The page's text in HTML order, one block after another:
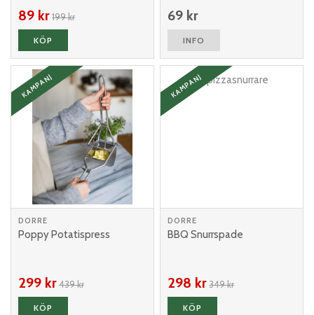
89 kr199 kr
KÖP
69 kr
INFO
DORRE
Poppy Potatispress
KAMPANJ
299 kr439 kr
KÖP
DORRE
BBQ Snurrspade
KAMPANJ
298 kr 349 kr
KÖP